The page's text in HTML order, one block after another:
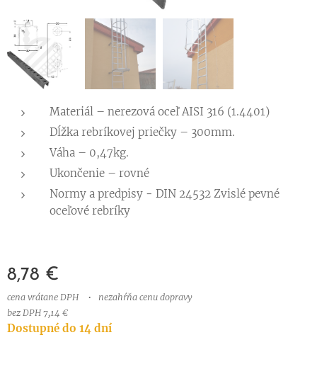
Materiál – nerezová oceľ AISI 316 (1.4401)
Dĺžka rebríkovej priečky – 300mm.
Váha – 0,47kg.
Ukončenie – rovné
Normy a predpisy - DIN 24532 Zvislé pevné
oceľové rebríky
8,78 €
cena vrátane DPH
nezahŕňa cenu dopravy
bez DPH 7,14 €
Dostupné do 14 dní